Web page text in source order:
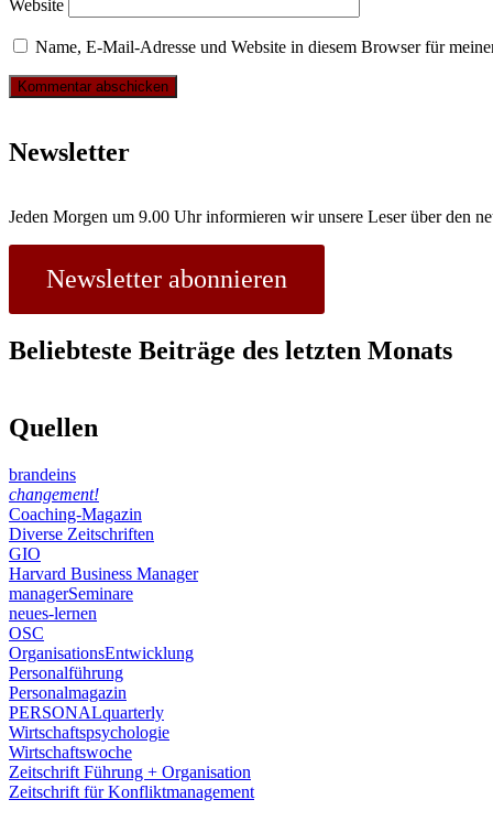
Website
Name, E-Mail-Adresse und Website in diesem Browser für
Newsletter
Jeden Morgen um 9.00 Uhr informieren wir unsere Leser über den
Newsletter abonnieren
Beliebteste Beiträge des letzten Monats
Quellen
brandeins
changement!
Coaching-Magazin
Diverse Zeitschriften
GIO
Harvard Business Manager
managerSeminare
neues-lernen
OSC
OrganisationsEntwicklung
Personalführung
Personalmagazin
PERSONALquarterly
Wirtschaftspsychologie
Wirtschaftswoche
Zeitschrift Führung + Organisation
Zeitschrift für Konfliktmanagement